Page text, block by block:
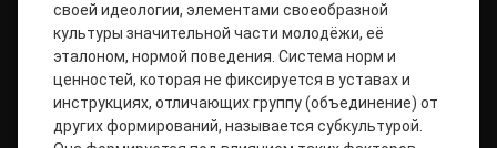
своей идеологии, элементами своеобразной
культуры значительной части молодёжи, её
эталоном, нормой поведения. Система норм и
ценностей, которая не фиксируется в уставах и
инструкциях, отличающих группу (объединение) от
других формирований, называется субкультурой.